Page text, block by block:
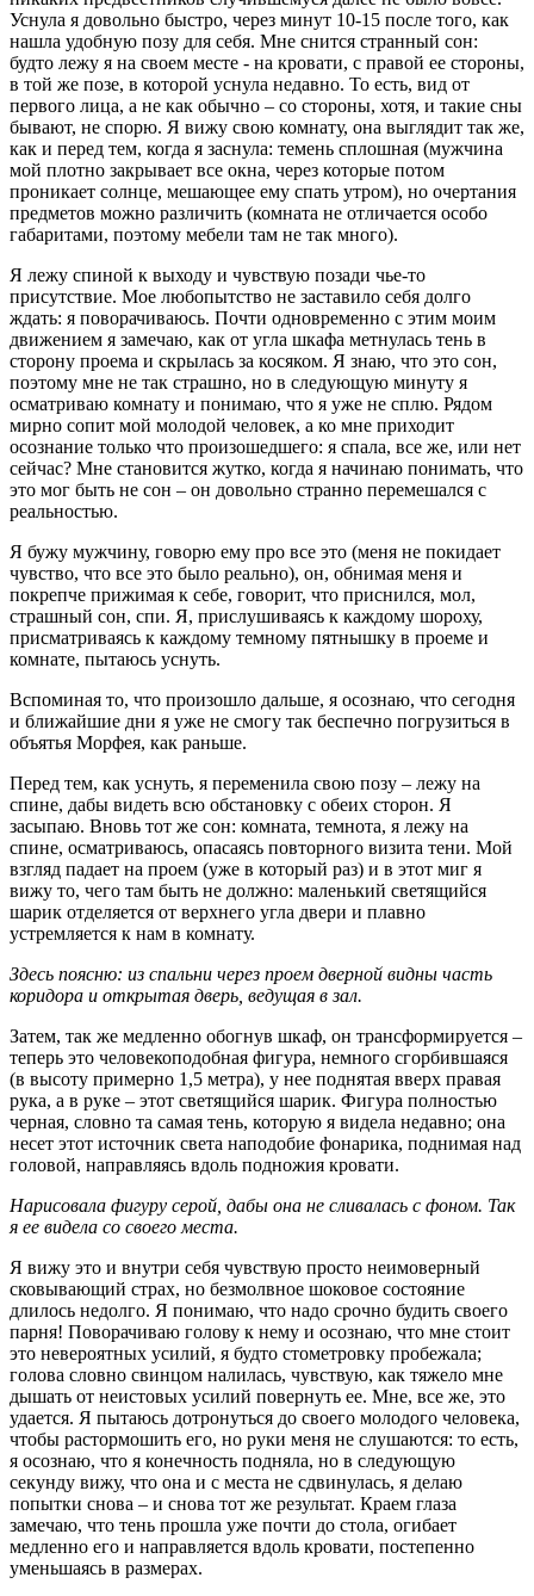
Уснула я довольно быстро, через минут 10-15 после того, как
нашла удобную позу для себя. Мне снится странный сон:
будто лежу я на своем месте - на кровати, с правой ее стороны,
в той же позе, в которой уснула недавно. То есть, вид от
первого лица, а не как обычно – со стороны, хотя, и такие сны
бывают, не спорю. Я вижу свою комнату, она выглядит так же,
как и перед тем, когда я заснула: темень сплошная (мужчина
мой плотно закрывает все окна, через которые потом
проникает солнце, мешающее ему спать утром), но очертания
предметов можно различить (комната не отличается особо
габаритами, поэтому мебели там не так много).
Я лежу спиной к выходу и чувствую позади чье-то
присутствие. Мое любопытство не заставило себя долго
ждать: я поворачиваюсь. Почти одновременно с этим моим
движением я замечаю, как от угла шкафа метнулась тень в
сторону проема и скрылась за косяком. Я знаю, что это сон,
поэтому мне не так страшно, но в следующую минуту я
осматриваю комнату и понимаю, что я уже не сплю. Рядом
мирно сопит мой молодой человек, а ко мне приходит
осознание только что произошедшего: я спала, все же, или нет
сейчас? Мне становится жутко, когда я начинаю понимать, что
это мог быть не сон – он довольно странно перемешался с
реальностью.
Я бужу мужчину, говорю ему про все это (меня не покидает
чувство, что все это было реально), он, обнимая меня и
покрепче прижимая к себе, говорит, что приснился, мол,
страшный сон, спи. Я, прислушиваясь к каждому шороху,
присматриваясь к каждому темному пятнышку в проеме и
комнате, пытаюсь уснуть.
Вспоминая то, что произошло дальше, я осознаю, что сегодня
и ближайшие дни я уже не смогу так беспечно погрузиться в
объятья Морфея, как раньше.
Перед тем, как уснуть, я переменила свою позу – лежу на
спине, дабы видеть всю обстановку с обеих сторон. Я
засыпаю. Вновь тот же сон: комната, темнота, я лежу на
спине, осматриваюсь, опасаясь повторного визита тени. Мой
взгляд падает на проем (уже в который раз) и в этот миг я
вижу то, чего там быть не должно: маленький светящийся
шарик отделяется от верхнего угла двери и плавно
устремляется к нам в комнату.
Здесь поясню: из спальни через проем дверной видны часть
коридора и открытая дверь, ведущая в зал.
Затем, так же медленно обогнув шкаф, он трансформируется –
теперь это человекоподобная фигура, немного сгорбившаяся
(в высоту примерно 1,5 метра), у нее поднятая вверх правая
рука, а в руке – этот светящийся шарик. Фигура полностью
черная, словно та самая тень, которую я видела недавно; она
несет этот источник света наподобие фонарика, поднимая над
головой, направляясь вдоль подножия кровати.
Нарисовала фигуру серой, дабы она не сливалась с фоном. Так
я ее видела со своего места.
Я вижу это и внутри себя чувствую просто неимоверный
сковывающий страх, но безмолвное шоковое состояние
длилось недолго. Я понимаю, что надо срочно будить своего
парня! Поворачиваю голову к нему и осознаю, что мне стоит
это невероятных усилий, я будто стометровку пробежала;
голова словно свинцом налилась, чувствую, как тяжело мне
дышать от неистовых усилий повернуть ее. Мне, все же, это
удается. Я пытаюсь дотронуться до своего молодого человека,
чтобы растормошить его, но руки меня не слушаются: то есть,
я осознаю, что я конечность подняла, но в следующую
секунду вижу, что она и с места не сдвинулась, я делаю
попытки снова – и снова тот же результат. Краем глаза
замечаю, что тень прошла уже почти до стола, огибает
медленно его и направляется вдоль кровати, постепенно
уменьшаясь в размерах.